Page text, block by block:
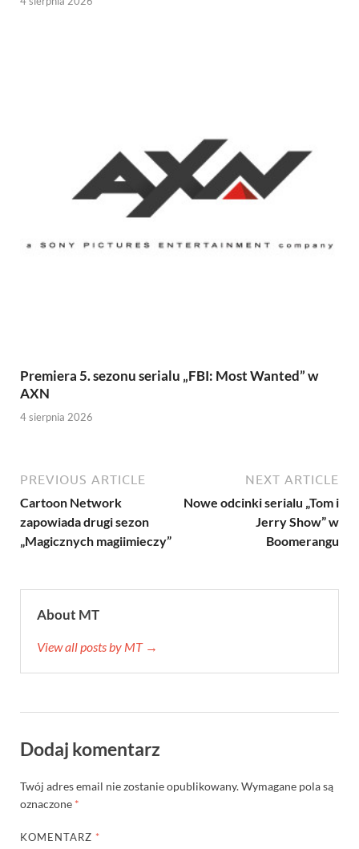
Premiera 5. sezonu serialu „FBI: Most Wanted” w
AXN
4 sierpnia 2026
PREVIOUS ARTICLE
Cartoon Network
zapowiada drugi sezon
„Magicznych magiimieczy”
NEXT ARTICLE
Nowe odcinki serialu „Tom i
Jerry Show” w
Boomerangu
About MT
View all posts by MT →
Dodaj komentarz
Twój adres email nie zostanie opublikowany.Wymagane pola są
oznaczone *
KOMENTARZ *